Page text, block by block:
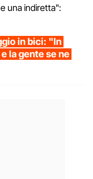
una indiretta":
in bici: "In
la gente se ne